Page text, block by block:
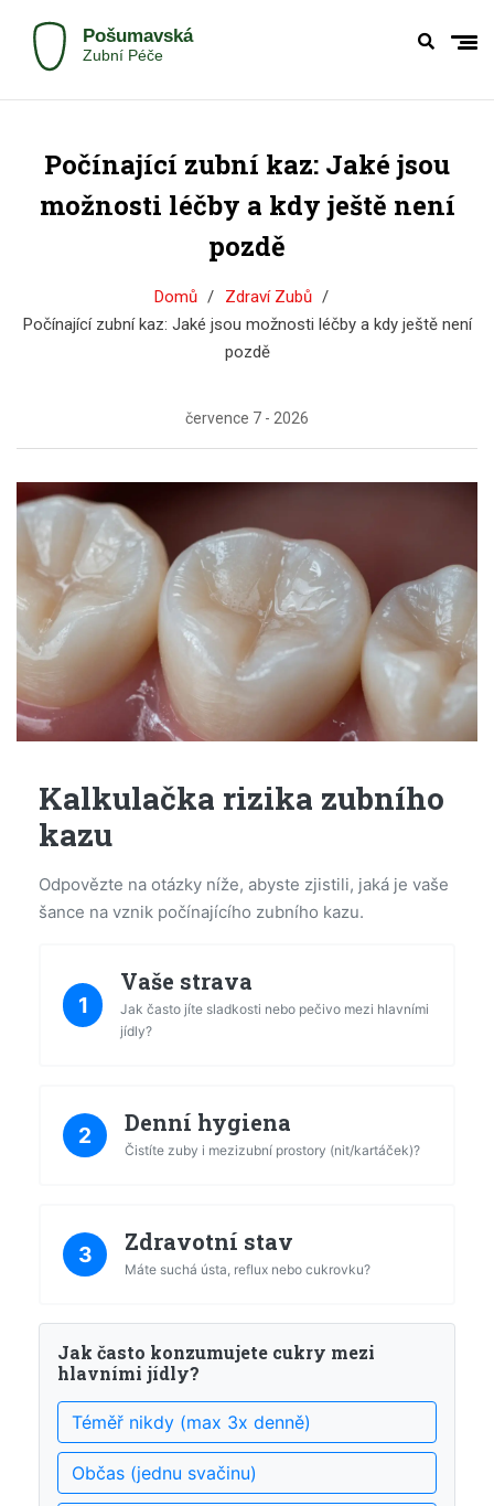
Počínající zubní kaz: Jaké jsou
možnosti léčby a kdy ještě není
pozdě
Domů
Zdraví Zubů
Počínající zubní kaz: Jaké jsou možnosti léčby a kdy ještě není
pozdě
července 7 - 2026
Kalkulačka rizika zubního
kazu
Odpovězte na otázky níže, abyste zjistili, jaká je vaše
šance na vznik počínajícího zubního kazu.
1
Vaše strava
Jak často jíte sladkosti nebo pečivo mezi hlavními
jídly?
2 Denní hygiena
Čistíte zuby i mezizubní prostory (nit/kartáček)?
3 Zdravotní stav
Máte suchá ústa, reflux nebo cukrovku?
Jak často konzumujete cukry mezi
hlavními jídly?
Téměř nikdy (max 3x denně)
Občas (jednu svačinu)